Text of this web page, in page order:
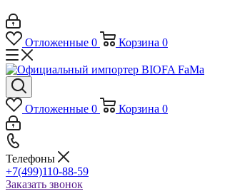
Отложенные 0 Корзина 0
Отложенные 0 Корзина 0
Телефоны
+7(499)110-88-59
Заказать звонок